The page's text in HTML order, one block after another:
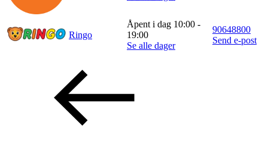
Aktiviteter
Tilbud
Ringo
Åpent i dag 10:00 -
19:00
Se alle dager
90648800
Send e-post